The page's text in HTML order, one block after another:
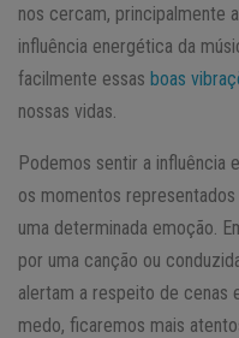
nos cercam, principalmente
influência energética da
facilmente essas boas
nossas vidas.
Podemos sentir a influência
os momentos
uma determinada emoção.
por uma canção ou
alertam a respeito de cenas
medo, ficaremos mais